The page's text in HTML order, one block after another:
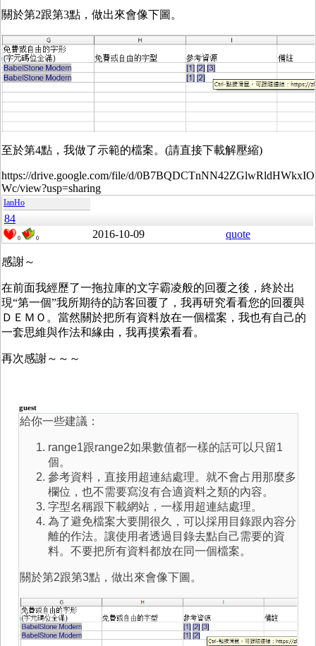
關於第2跟第3點，做出來會像下圖。
至於第4點，我做了示範的檔案。(請直接下載解壓縮)
https://drive.google.com/file/d/0B7BQDCTnNN42ZGlwRldHWkxIO
Wc/view?usp=sharing
IanHo
84
0 0 2016-10-09 quote
感謝～
在前面我經歷了一拖拉庫的文字霸凌般的回覆之後，終於出
現“第一個”我所期待的訪客回覆了，我再研究看看您的回覆與
ＤＥＭＯ。當然關於把所有資料放在一個檔案，我也有自己的
一套思維與作法和緣由，我再摸索看看。
再次感謝～～～
guest
給你一些建議：
range1跟range2如果數值都一樣的話可以只留1
個。
參考資料，直接用超連結處理。就不會占用那麼多
欄位，也不需要寫沒有合適資料之類的內容。
字型名稱跟下載網站，一樣用超連結處理。
為了避免檔案大要開很久，可以採用目錄跟內容分
離的作法。讓使用者透過目錄去點自己需要的資
料。不要把所有資料都放在同一個檔案。
關於第2跟第3點，做出來會像下圖。